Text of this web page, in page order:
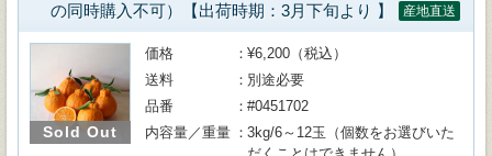
の同時購入不可）【出荷時期：3月下旬より 】
産地直送
Sold Out
価格
¥6,200（税込）
送料
別途必要
品番
#0451702
内容量／重量
3kg/6～12玉（個数をお選びいた